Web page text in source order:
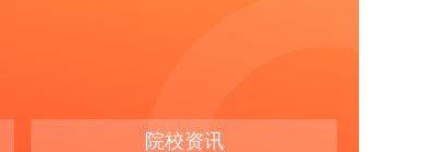
院校资讯